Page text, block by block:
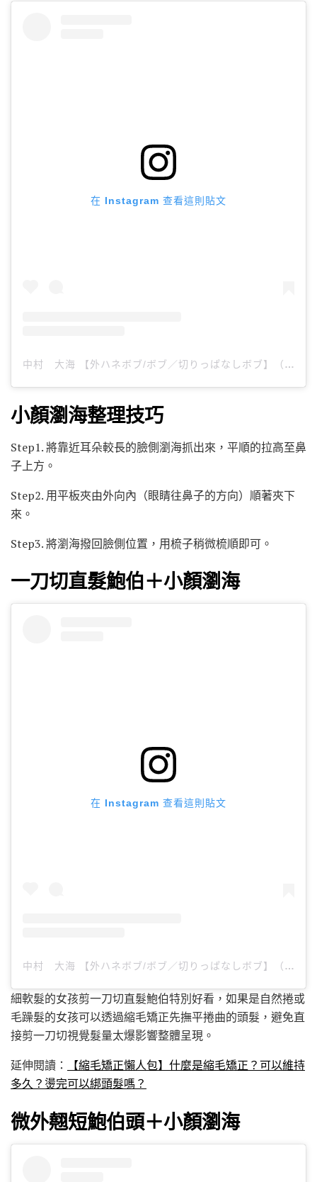
在 Instagram 查看這則貼文
中村 大海 【外ハネボブ/ボブ／切りっぱなしボブ】（@____daia____）分享的貼文
小顏瀏海整理技巧
Step1. 將靠近耳朵較長的臉側瀏海抓出來，平順的拉高至鼻
子上方。
Step2. 用平板夾由外向內（眼睛往鼻子的方向）順著夾下
來。
Step3. 將瀏海撥回臉側位置，用梳子稍微梳順即可。
一刀切直髮鮑伯＋小顏瀏海
在 Instagram 查看這則貼文
中村 大海 【外ハネボブ/ボブ／切りっぱなしボブ】（@____daia____）分享的貼文
細軟髮的女孩剪一刀切直髮鮑伯特別好看，如果是自然捲或
毛躁髮的女孩可以透過縮毛矯正先撫平捲曲的頭髮，避免直
接剪一刀切視覺髮量太爆影響整體呈現。
延伸閱讀：
【縮毛矯正懶人包】什麼是縮毛矯正？可以維持
多久？燙完可以綁頭髮嗎？
微外翹短鮑伯頭＋小顏瀏海